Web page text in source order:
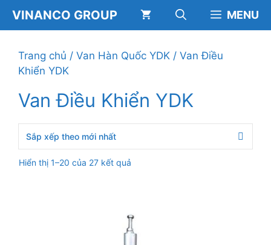
đến
dung
VINANCO GROUP MENU
Trang chủ / Van Hàn Quốc YDK / Van Điều
Khiển YDK
Van Điều Khiển YDK
Hiển thị 1–20 của 27 kết quả
mới
nhất